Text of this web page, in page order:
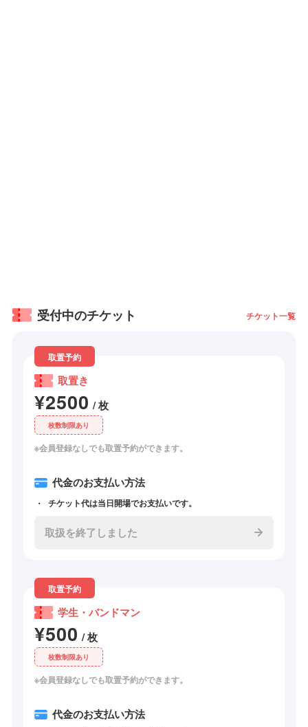
受付中のチケット チケット一覧
取置予約
取置き
¥2500 / 枚
枚数制限あり
※会員登録なしでも取置予約ができます。
代金のお支払い方法
チケット代は当日開場でお支払いです。
取扱を終了しました
取置予約
学生・バンドマン
¥500 / 枚
枚数制限あり
※会員登録なしでも取置予約ができます。
代金のお支払い方法